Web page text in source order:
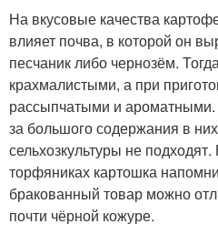
На вкусовые качества
влияет почва, в которой он
песчаник либо чернозём.
крахмалистыми, а при
рассыпчатыми и
за большого содержания в
сельхозкультуры не
торфяниках картошка
бракованный товар можно
почти чёрной кожуре.